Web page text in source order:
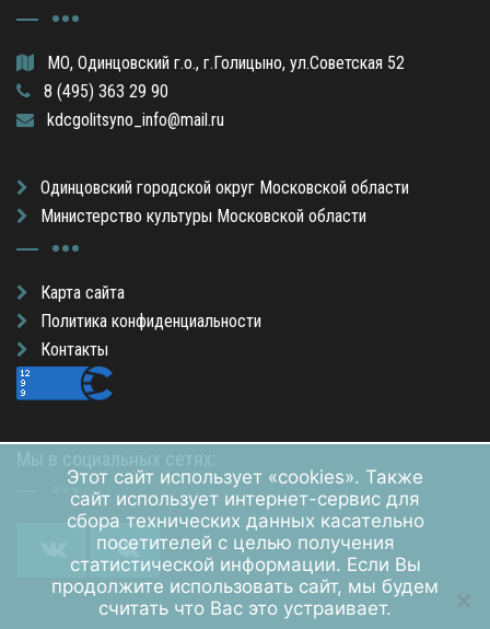
МО, Одинцовский г.о., г.Голицыно, ул.Советская 52
8 (495) 363 29 90
kdcgolitsyno_info@mail.ru
Одинцовский городской округ Московской области
Министерство культуры Московской области
Карта сайта
Политика конфиденциальности
Контакты
Этот сайт использует «cookies». Также
сайт использует интернет-сервис для
сбора технических данных касательно
посетителей с целью получения
статистической информации. Если Вы
продолжите использовать сайт, мы будем
считать что Вас это устраивает.